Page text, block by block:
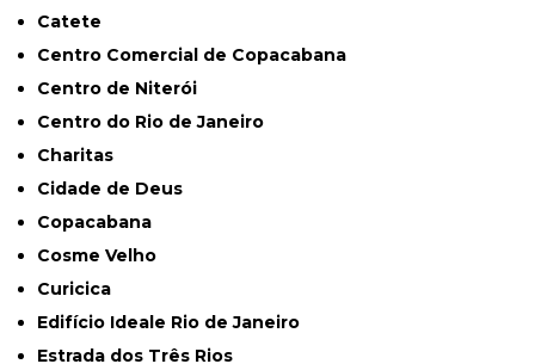
Catete
Centro Comercial de Copacabana
Centro de Niterói
Centro do Rio de Janeiro
Charitas
Cidade de Deus
Copacabana
Cosme Velho
Curicica
Edifício Ideale Rio de Janeiro
Estrada dos Três Rios